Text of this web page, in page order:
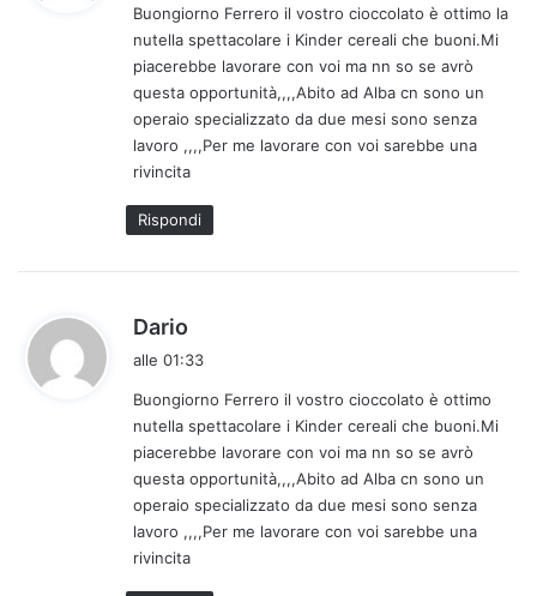
e
t
t
o
Buongiorno Ferrero il vostro cioccolato è ottimo la
nutella spettacolare i Kinder cereali che buoni.Mi
piacerebbe lavorare con voi ma nn so se avrò
questa opportunità,,,,Abito ad Alba cn sono un
operaio specializzato da due mesi sono senza
lavoro ,,,,Per me lavorare con voi sarebbe una
rivincita
Rispondi
Dario
e
t
t
o
alle 01:33
Buongiorno Ferrero il vostro cioccolato è ottimo
nutella spettacolare i Kinder cereali che buoni.Mi
piacerebbe lavorare con voi ma nn so se avrò
questa opportunità,,,,Abito ad Alba cn sono un
operaio specializzato da due mesi sono senza
lavoro ,,,,Per me lavorare con voi sarebbe una
rivincita